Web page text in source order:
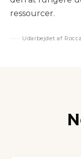
ressourcer.
Udarbejdet af